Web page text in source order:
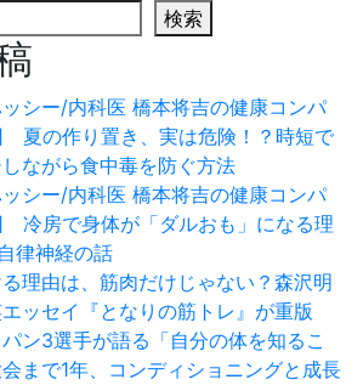
検索
ッシー/内科医 橋本将吉の健康コンパ
の作り置き、実は危険！？時短で
ながら食中毒を防ぐ方法
ッシー/内科医 橋本将吉の健康コンパ
房で身体が「ダルおも」になる理
律神経の話
理由は、筋肉だけじゃない？森沢明
ッセイ『となりの筋トレ』が重版
ン3選手が語る「自分の体を知るこ
まで1年、コンディショニングと成長